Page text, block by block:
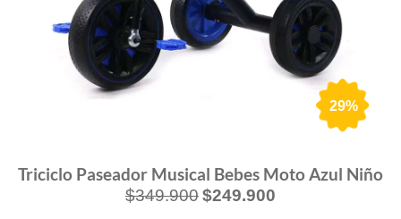
29%
Triciclo Paseador Musical Bebes Moto Azul Niño
$349.900$249.900